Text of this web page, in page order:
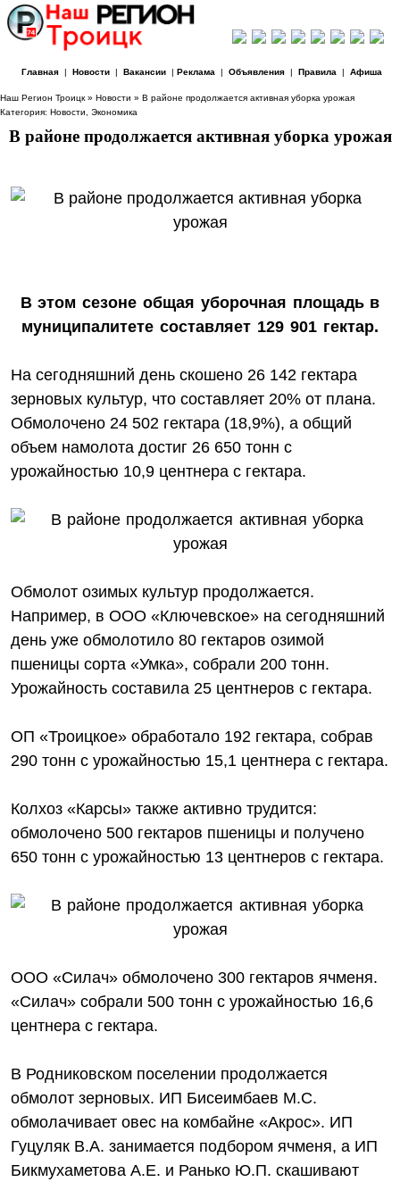
Главная| Новости| Вакансии| Реклама | Объявления| Правила | Афиша
Наш Регион Троицк » Новости » В районе продолжается активная уборка урожая
Категория: Новости Экономика
В районе продолжается активная уборка урожая
В этом сезоне общая уборочная площадь в
муниципалитете составляет 129 901 гектар.
На сегодняшний день скошено 26 142 гектара
зерновых культур, что составляет 20% от плана.
Обмолочено 24 502 гектара (18,9%), а общий
объем намолота достиг 26 650 тонн с
урожайностью 10,9 центнера с гектара.
Обмолот озимых культур продолжается.
Например, в ООО «Ключевское» на сегодняшний
день уже обмолотило 80 гектаров озимой
пшеницы сорта «Умка», собрали 200 тонн.
Урожайность составила 25 центнеров с гектара.
ОП «Троицкое» обработало 192 гектара, собрав
290 тонн с урожайностью 15,1 центнера с гектара.
Колхоз «Карсы» также активно трудится:
обмолочено 500 гектаров пшеницы и получено
650 тонн с урожайностью 13 центнеров с гектара.
ООО «Силач» обмолочено 300 гектаров ячменя.
«Силач» собрали 500 тонн с урожайностью 16,6
центнера с гектара.
В Родниковском поселении продолжается
обмолот зерновых. ИП Бисеимбаев М.С.
обмолачивает овес на комбайне «Акрос». ИП
Гуцуляк В.А. занимается подбором ячменя, а ИП
Бикмухаметова А.Е. и Ранько Ю.П. скашивают